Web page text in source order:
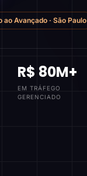
ao Avançado · São Paulo
R$ 80M+
EM TRÁFEGO
GERENCIADO